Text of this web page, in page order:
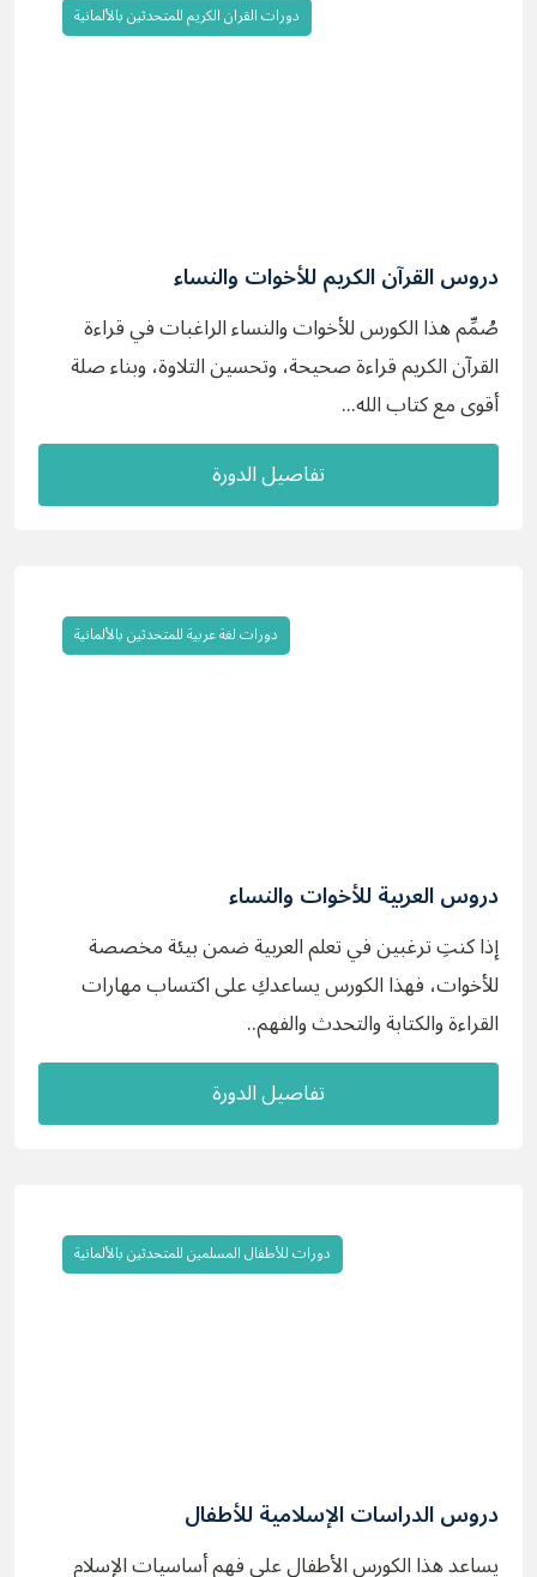
دورات القران الكريم للمتحدثين بالألمانية
دروس القرآن الكريم للأخوات والنساء
صُمِّم هذا الكورس للأخوات والنساء الراغبات في قراءة
القرآن الكريم قراءة صحيحة، وتحسين التلاوة، وبناء صلة
أقوى مع كتاب الله...
تفاصيل الدورة
دورات لغة عربية للمتحدثين بالألمانية
دروس العربية للأخوات والنساء
إذا كنتِ ترغبين في تعلم العربية ضمن بيئة مخصصة
للأخوات، فهذا الكورس يساعدكِ على اكتساب مهارات
القراءة والكتابة والتحدث والفهم..
تفاصيل الدورة
دورات للأطفال المسلمين للمتحدثين بالألمانية
دروس الدراسات الإسلامية للأطفال
يساعد هذا الكورس الأطفال على فهم أساسيات الإسلام